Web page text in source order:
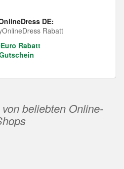
DE:
Rabatt
Rabatt
beliebten Online-